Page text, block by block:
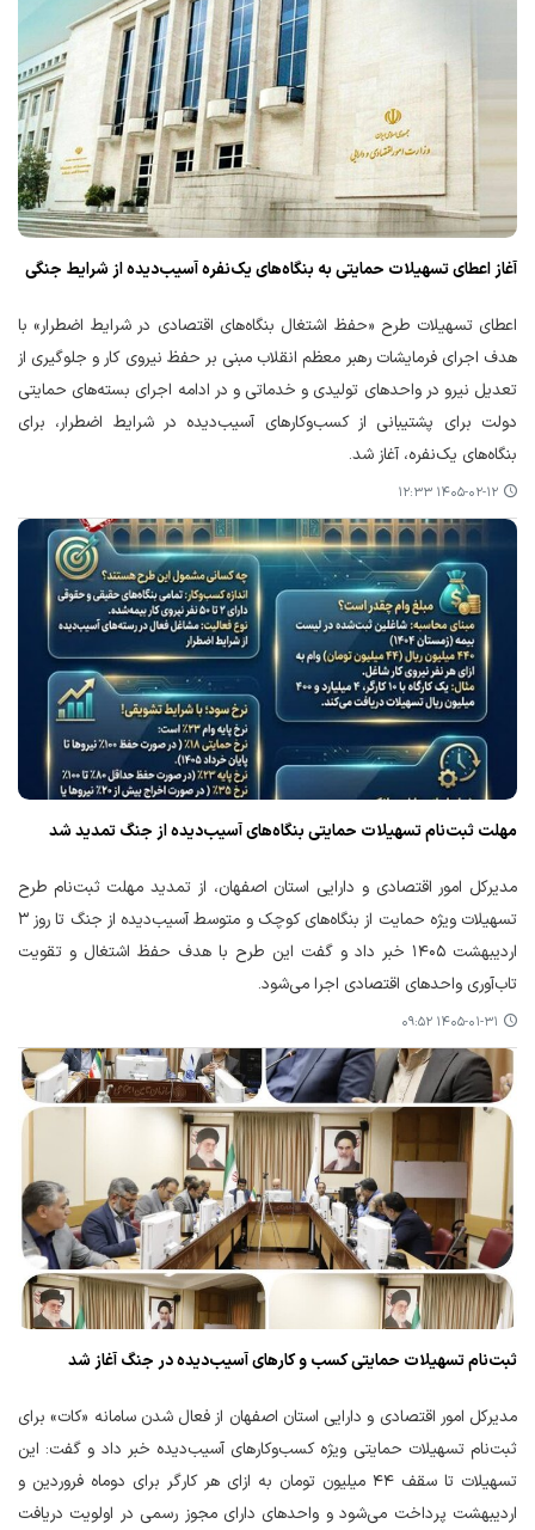
آغاز اعطای تسهیلات حمایتی به بنگاه‌های یک‌نفره آسیب‌دیده از شرایط جنگی
اعطای تسهیلات طرح «حفظ اشتغال بنگاه‌های اقتصادی در شرایط اضطرار» با
هدف اجرای فرمایشات رهبر معظم انقلاب مبنی بر حفظ نیروی کار و جلوگیری از
تعدیل نیرو در واحدهای تولیدی و خدماتی و در ادامه اجرای بسته‌های حمایتی
دولت برای پشتیبانی از کسب‌وکارهای آسیب‌دیده در شرایط اضطرار، برای
بنگاه‌های یک‌نفره، آغاز شد.
۱۴۰۵-۰۲-۱۲ ۱۲:۳۳
مهلت ثبت‌نام تسهیلات حمایتی بنگاه‌های آسیب‌دیده از جنگ تمدید شد
مدیرکل امور اقتصادی و دارایی استان اصفهان، از تمدید مهلت ثبت‌نام طرح
تسهیلات ویژه حمایت از بنگاه‌های کوچک و متوسط آسیب‌دیده از جنگ تا روز ۳
اردیبهشت ۱۴۰۵ خبر داد و گفت این طرح با هدف حفظ اشتغال و تقویت
تاب‌آوری واحدهای اقتصادی اجرا می‌شود.
۱۴۰۵-۰۱-۳۱ ۰۹:۵۲
ثبت‌نام تسهیلات حمایتی کسب‌ و کارهای آسیب‌دیده در جنگ آغاز شد
مدیرکل امور اقتصادی و دارایی استان اصفهان از فعال شدن سامانه «کات» برای
ثبت‌نام تسهیلات حمایتی ویژه کسب‌وکارهای آسیب‌دیده خبر داد و گفت: این
تسهیلات تا سقف ۴۴ میلیون تومان به ازای هر کارگر برای دوماه فروردین و
اردیبهشت پرداخت می‌شود و واحدهای دارای مجوز رسمی در اولویت دریافت